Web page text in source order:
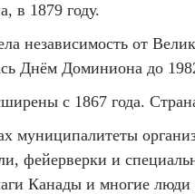
в 1879 году.
независимость от
Днём Доминиона до
с 1867 года.
муниципалитеты
фейерверки и
Канады и многие